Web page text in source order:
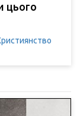
цього